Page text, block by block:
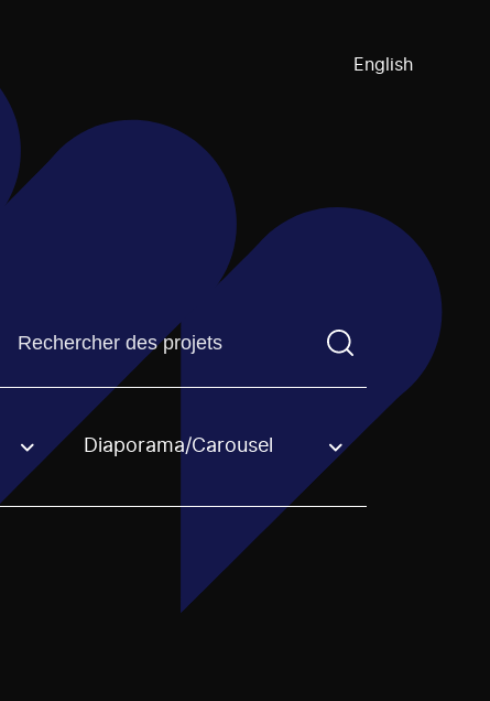
English
Trouvez un projetVous devez saisir un terme de
option. Diaporama/Carousel